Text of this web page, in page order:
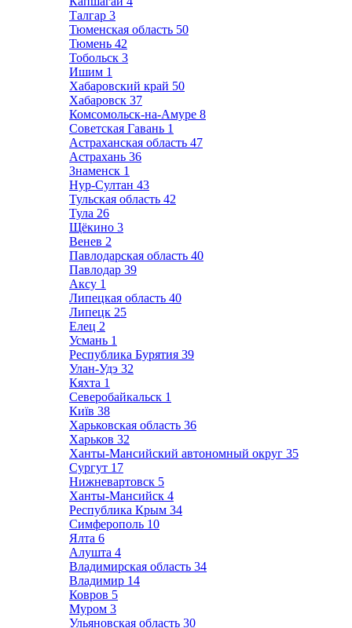
Талгар 3
Тюменская область 50
Тюмень 42
Тобольск 3
Ишим 1
Хабаровский край 50
Хабаровск 37
Комсомольск-на-Амуре 8
Советская Гавань 1
Астраханская область 47
Астрахань 36
Знаменск 1
Нур-Султан 43
Тульская область 42
Тула 26
Щёкино 3
Венев 2
Павлодарская область 40
Павлодар 39
Аксу 1
Липецкая область 40
Липецк 25
Елец 2
Усмань 1
Республика Бурятия 39
Улан-Удэ 32
Кяхта 1
Северобайкальск 1
Київ 38
Харьковская область 36
Харьков 32
Ханты-Мансийский автономный округ 35
Сургут 17
Нижневартовск 5
Ханты-Мансийск 4
Республика Крым 34
Симферополь 10
Ялта 6
Алушта 4
Владимирская область 34
Владимир 14
Ковров 5
Муром 3
Ульяновская область 30